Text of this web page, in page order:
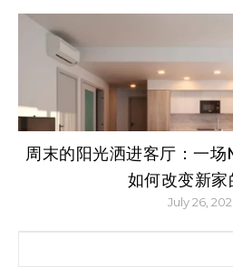
周末的阳光洒进客厅：一
如何改变新家
July 26,